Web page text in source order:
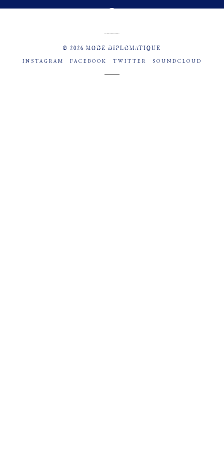
© 2026 MODE DIPLOMATIQUE
INSTAGRAM FACEBOOK TWITTER SOUNDCLOUD